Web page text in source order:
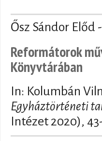
Ősz Sándor Előd
Reformátorok
Könyvtárában
In: Kolumbán
Egyháztörténeti
Intézet 2020),